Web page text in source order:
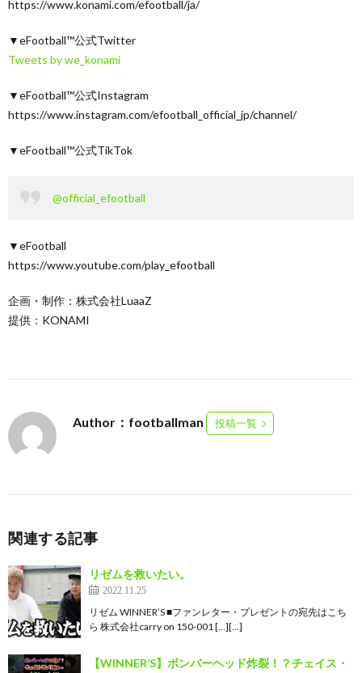
https://www.konami.com/efootball/ja/
▼eFootball™公式Twitter
Tweets by we_konami
▼eFootball™公式Instagram
https://www.instagram.com/efootball_official_jp/channel/
▼eFootball™公式TikTok
@official_efootball
▼eFootball
https://www.youtube.com/play_efootball
企画・制作：株式会社LuaaZ
提供：KONAMI
Author：footballman 投稿一覧
関連する記事
リゼムを救いたい。
2022.11.25
リゼム WINNER’S ■ファンレター・プレゼントの宛先はこち
ら 株式会社carry on 150-001 […][…]
【WINNER’S】ボンバーヘッド炸裂！？チェイス・